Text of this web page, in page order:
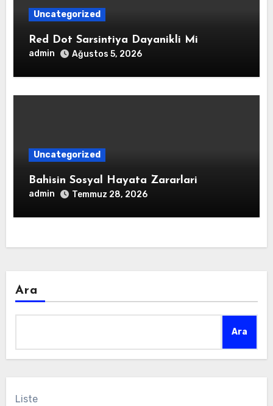
Uncategorized
Red Dot Sarsintiya Dayanikli Mi
admin Ağustos 5, 2026
Uncategorized
Bahisin Sosyal Hayata Zararlari
admin Temmuz 28, 2026
Ara
Ara
Liste